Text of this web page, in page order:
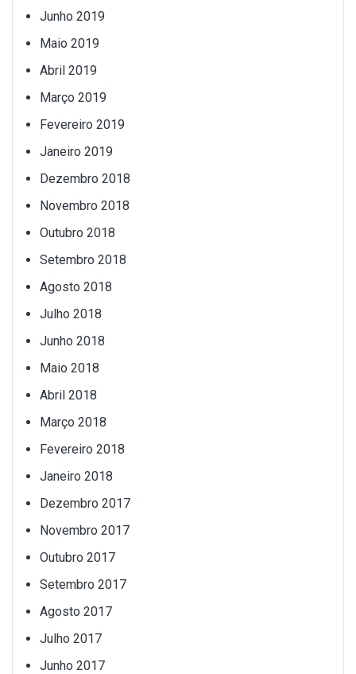
Junho 2019
Maio 2019
Abril 2019
Março 2019
Fevereiro 2019
Janeiro 2019
Dezembro 2018
Novembro 2018
Outubro 2018
Setembro 2018
Agosto 2018
Julho 2018
Junho 2018
Maio 2018
Abril 2018
Março 2018
Fevereiro 2018
Janeiro 2018
Dezembro 2017
Novembro 2017
Outubro 2017
Setembro 2017
Agosto 2017
Julho 2017
Junho 2017